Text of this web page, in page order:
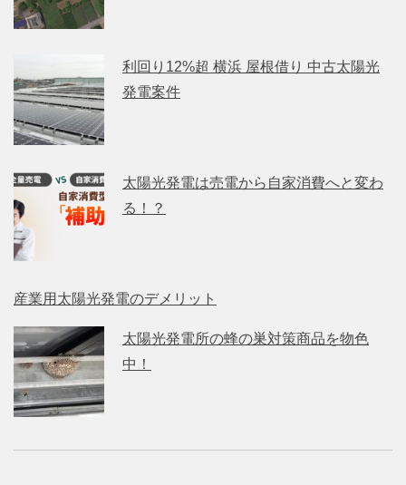
利回り12%超 横浜 屋根借り 中古太陽光
発電案件
太陽光発電は売電から自家消費へと変わ
る！？
産業用太陽光発電のデメリット
太陽光発電所の蜂の巣対策商品を物色
中！